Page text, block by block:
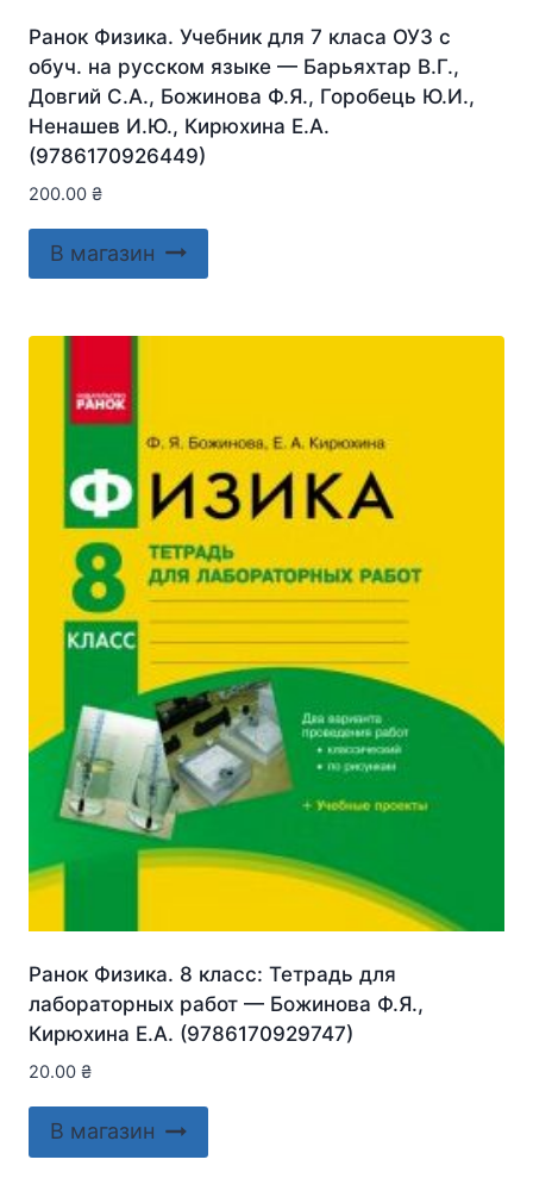
Ранок Физика. Учебник для 7 класа ОУЗ с
обуч. на русском языке — Барьяхтар В.Г.,
Довгий С.А., Божинова Ф.Я., Горобець Ю.И.,
Ненашев И.Ю., Кирюхина Е.А.
(9786170926449)
200.00 ₴
В магазин
Ранок Физика. 8 класс: Тетрадь для
лабораторных работ — Божинова Ф.Я.,
Кирюхина Е.А. (9786170929747)
20.00 ₴
В магазин